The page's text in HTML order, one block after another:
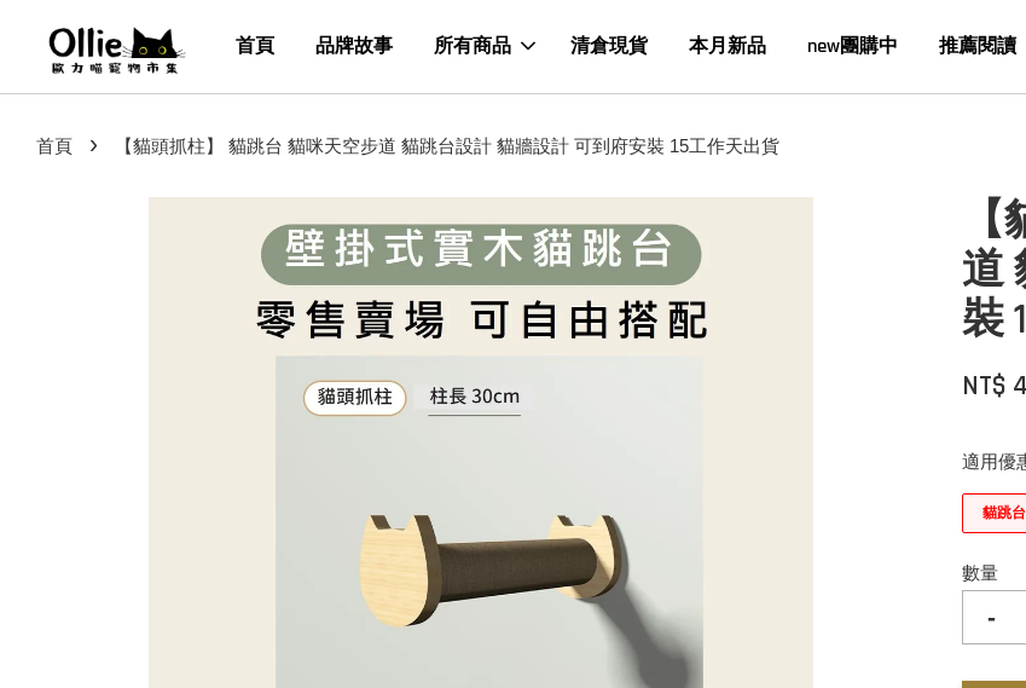
首頁 品牌故事 所有商品 清倉現貨 本月新品 new團購中 推薦閱讀
首頁 › 【貓頭抓柱】 貓跳台 貓咪天空步道 貓跳台設計 貓牆設計 可到府安裝 15工作天出貨
道
裝
NT$
適用優
貓跳
數量
-